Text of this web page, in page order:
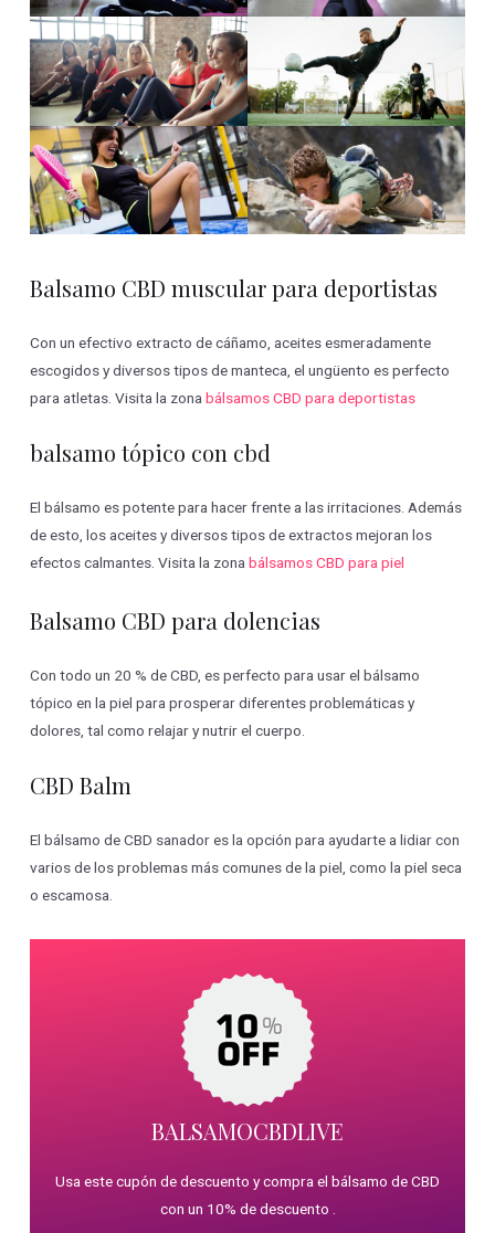
Balsamo CBD muscular para deportistas
Con un efectivo extracto de cáñamo, aceites esmeradamente
escogidos y diversos tipos de manteca, el ungüento es perfecto
para atletas. Visita la zonabálsamos CBD para deportistas
balsamo tópico con cbd
El bálsamo es potente para hacer frente a las irritaciones. Además
de esto, los aceites y diversos tipos de extractos mejoran los
efectos calmantes. Visita la zonabálsamos CBD para piel
Balsamo CBD para dolencias
Con todo un 20 % de CBD, es perfecto para usar el bálsamo
tópico en la piel para prosperar diferentes problemáticas y
dolores, tal como relajar y nutrir el cuerpo.
CBD Balm
El bálsamo de CBD sanador es la opción para ayudarte a lidiar con
varios de los problemas más comunes de la piel, como la piel seca
o escamosa.
BALSAMOCBDLIVE
Usa este cupón de descuento y compra el bálsamo de CBD
con un 10% de descuento .